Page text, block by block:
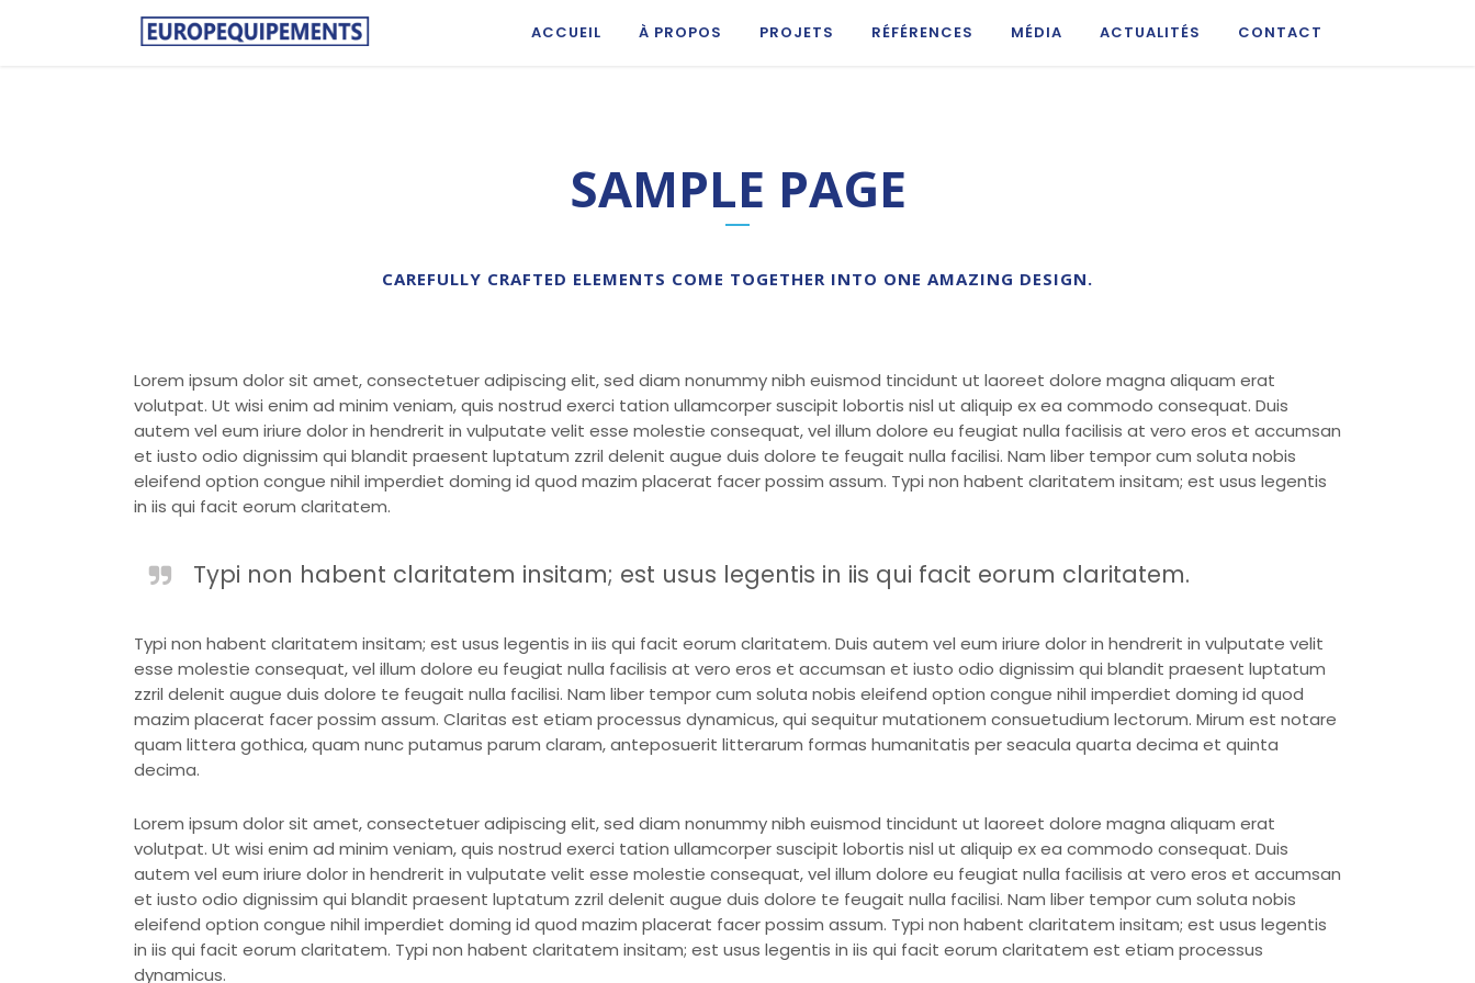
ACCUEIL À PROPOS PROJETS RÉFÉRENCES MÉDIA ACTUALITÉS CONTACT
SAMPLE PAGE
CAREFULLY CRAFTED ELEMENTS COME TOGETHER INTO ONE AMAZING DESIGN.
Lorem ipsum dolor sit amet, consectetuer adipiscing elit, sed diam nonummy nibh euismod tincidunt ut laoreet dolore magna aliquam erat
volutpat. Ut wisi enim ad minim veniam, quis nostrud exerci tation ullamcorper suscipit lobortis nisl ut aliquip ex ea commodo consequat. Duis
autem vel eum iriure dolor in hendrerit in vulputate velit esse molestie consequat, vel illum dolore eu feugiat nulla facilisis at vero eros et accumsan
et iusto odio dignissim qui blandit praesent luptatum zzril delenit augue duis dolore te feugait nulla facilisi. Nam liber tempor cum soluta nobis
eleifend option congue nihil imperdiet doming id quod mazim placerat facer possim assum. Typi non habent claritatem insitam; est usus legentis
in iis qui facit eorum claritatem.
Typi non habent claritatem insitam; est usus legentis in iis qui facit eorum claritatem.
Typi non habent claritatem insitam; est usus legentis in iis qui facit eorum claritatem. Duis autem vel eum iriure dolor in hendrerit in vulputate velit
esse molestie consequat, vel illum dolore eu feugiat nulla facilisis at vero eros et accumsan et iusto odio dignissim qui blandit praesent luptatum
zzril delenit augue duis dolore te feugait nulla facilisi. Nam liber tempor cum soluta nobis eleifend option congue nihil imperdiet doming id quod
mazim placerat facer possim assum. Claritas est etiam processus dynamicus, qui sequitur mutationem consuetudium lectorum. Mirum est notare
quam littera gothica, quam nunc putamus parum claram, anteposuerit litterarum formas humanitatis per seacula quarta decima et quinta
decima.
Lorem ipsum dolor sit amet, consectetuer adipiscing elit, sed diam nonummy nibh euismod tincidunt ut laoreet dolore magna aliquam erat
volutpat. Ut wisi enim ad minim veniam, quis nostrud exerci tation ullamcorper suscipit lobortis nisl ut aliquip ex ea commodo consequat. Duis
autem vel eum iriure dolor in hendrerit in vulputate velit esse molestie consequat, vel illum dolore eu feugiat nulla facilisis at vero eros et accumsan
et iusto odio dignissim qui blandit praesent luptatum zzril delenit augue duis dolore te feugait nulla facilisi. Nam liber tempor cum soluta nobis
eleifend option congue nihil imperdiet doming id quod mazim placerat facer possim assum. Typi non habent claritatem insitam; est usus legentis
in iis qui facit eorum claritatem. Typi non habent claritatem insitam; est usus legentis in iis qui facit eorum claritatem est etiam processus
dynamicus.